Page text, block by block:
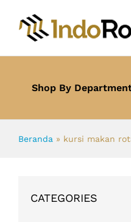
Shop By
Beranda » kursi makan
CATEGORIES